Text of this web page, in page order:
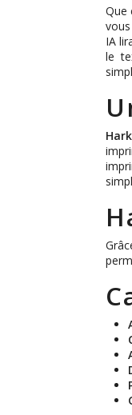
Que
IA
le